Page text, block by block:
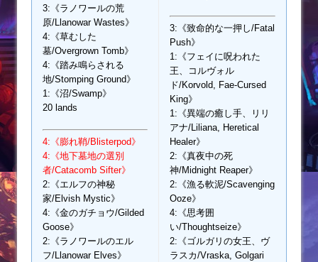
3:《ラノワールの荒
原/Llanowar Wastes》
4:《草むした
墓/Overgrown Tomb》
4:《踏み鳴らされる
地/Stomping Ground》
1:《沼/Swamp》
20 lands
4:《膨れ鞘/Blisterpod》
4:《地下墓地の選別
者/Catacomb Sifter》
2:《エルフの神秘
家/Elvish Mystic》
4:《金のガチョウ/Gilded
Goose》
2:《ラノワールのエル
フ/Llanowar Elves》
3:《致命的な一押し/Fatal
Push》
1:《フェイに呪われた
王、コルヴォル
ド/Korvold, Fae-Cursed
King》
1:《異端の癒し手、リリ
アナ/Liliana, Heretical
Healer》
2:《真夜中の死
神/Midnight Reaper》
2:《漁る軟泥/Scavenging
Ooze》
4:《思考囲
い/Thoughtseize》
2:《ゴルガリの女王、ヴ
ラスカ/Vraska, Golgari